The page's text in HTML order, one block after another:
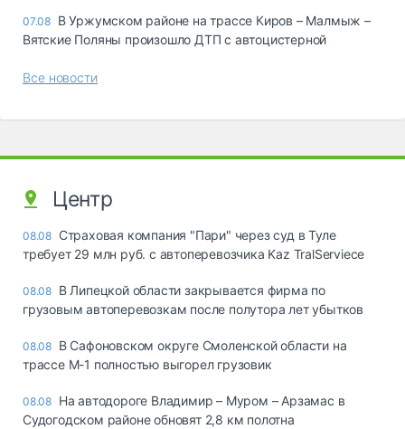
07.08 В Уржумском районе на трассе Киров – Малмыж –
Вятские Поляны произошло ДТП с автоцистерной
Все новости
Центр
08.08 Страховая компания "Пари" через суд в Туле
требует 29 млн руб. с автоперевозчика Kaz TralServiece
08.08 В Липецкой области закрывается фирма по
грузовым автоперевозкам после полутора лет убытков
08.08 В Сафоновском округе Смоленской области на
трассе М-1 полностью выгорел грузовик
08.08 На автодороге Владимир – Муром – Арзамас в
Судогодском районе обновят 2,8 км полотна